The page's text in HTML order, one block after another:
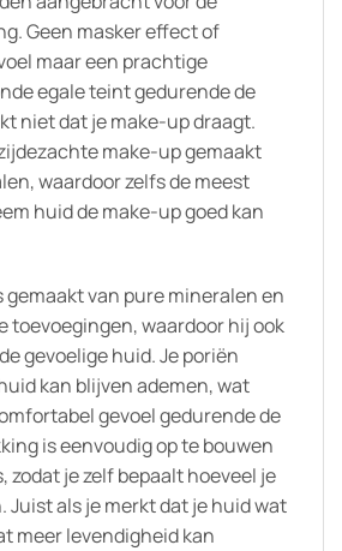
Geen masker effect of
maar een prachtige
egale teint gedurende de
niet dat je make-up draagt.
make-up gemaakt
waardoor zelfs de meest
huid de make-up goed kan
gemaakt van pure mineralen en
toevoegingen, waardoor hij ook
gevoelige huid. Je poriën
kan blijven ademen, wat
gevoel gedurende de
is eenvoudig op te bouwen
zodat je zelf bepaalt hoeveel je
Juist als je merkt dat je huid wat
meer levendigheid kan